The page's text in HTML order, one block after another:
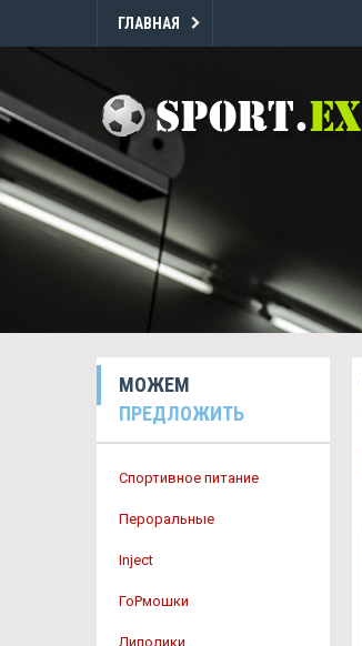
ГЛАВНАЯ
МОЖЕМ
ПРЕДЛОЖИТЬ
Спортивное питание
Пероральные
Inject
ГоРмошки
Липолики